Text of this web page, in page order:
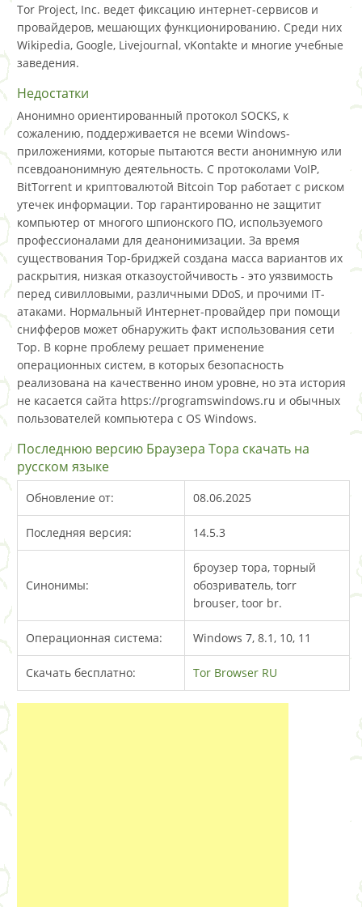
Tor Project, Inc. ведет фиксацию интернет-сервисов и
провайдеров, мешающих функционированию. Среди них
Wikipedia, Google, Livejournal, vKontakte и многие учебные
заведения.
Недостатки
Анонимно ориентированный протокол SOCKS, к
сожалению, поддерживается не всеми Windows-
приложениями, которые пытаются вести анонимную или
псевдоанонимную деятельность. С протоколами VoIP,
BitTorrent и криптовалютой Bitcoin Тор работает с риском
утечек информации. Тор гарантированно не защитит
компьютер от многого шпионского ПО, используемого
профессионалами для деанонимизации. За время
существования Тор-бриджей создана масса вариантов их
раскрытия, низкая отказоустойчивость - это уязвимость
перед сивилловыми, различными DDoS, и прочими IT-
атаками. Нормальный Интернет-провайдер при помощи
снифферов может обнаружить факт использования сети
Тор. В корне проблему решает применение
операционных систем, в которых безопасность
реализована на качественно ином уровне, но эта история
не касается сайта https://programswindows.ru и обычных
пользователей компьютера с OS Windows.
Последнюю версию Браузера Тора скачать на
русском языке
Обновление от: 08.06.2025
Последняя версия: 14.5.3
Синонимы:
броузер тора, торный
обозриватель, torr
brouser, toor br.
Операционная система: Windows 7, 8.1, 10, 11
Скачать бесплатно: Tor Browser RU